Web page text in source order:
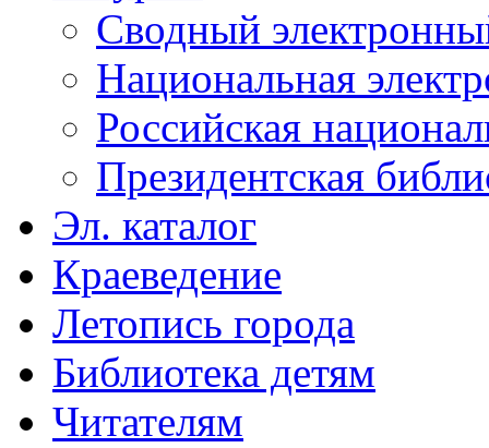
Сводный
Национальная
Российская
Президентская
Эл. каталог
Краеведение
Летопись города
Библиотека детям
Читателям